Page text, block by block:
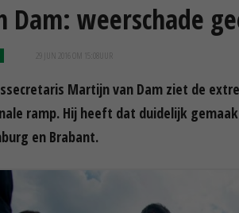
Dam: weerschade
29 JUN 2016 OM 15:08
Martijn van Dam ziet de
ramp. Hij heeft dat duidelijk
en Brabant.